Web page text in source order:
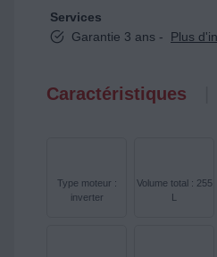
Services
Garantie 3 ans -
Plus
Caractéristiques
Type moteur :
inverter
Volume total : 255
L